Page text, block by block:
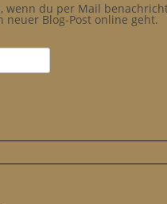
wenn du per Mail
neuer Blog-Post online geht.